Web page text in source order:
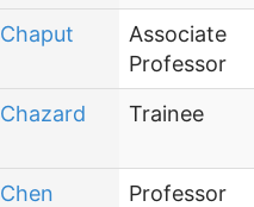
Chaput
Associate
Professor
Chazard Trainee
Chen Professor